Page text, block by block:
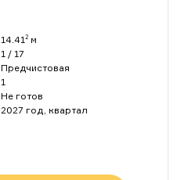
14.412 м
1 / 17
Предчистовая
1
Не готов
2027 год, квартал